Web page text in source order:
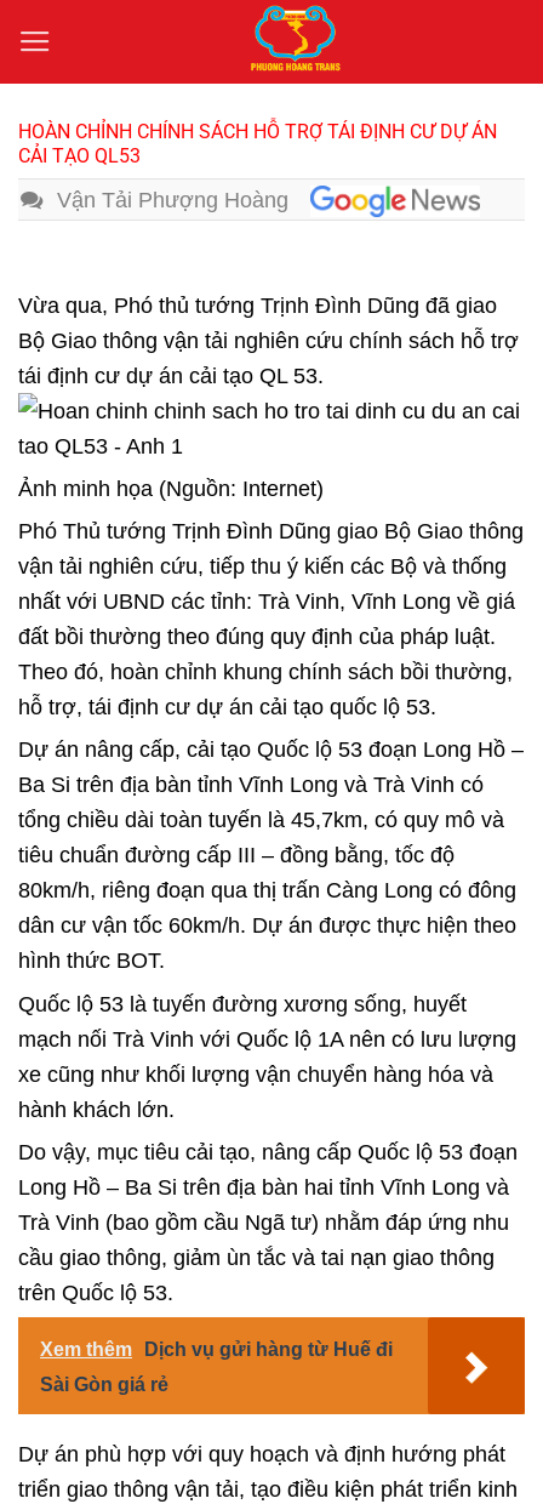
qua
nội
dung
HOÀN CHỈNH CHÍNH SÁCH HỖ TRỢ TÁI ĐỊNH CƯ DỰ ÁN
CẢI TẠO QL53
Vận Tải Phượng Hoàng
Vừa qua, Phó thủ tướng Trịnh Đình Dũng đã giao
Bộ Giao thông vận tải nghiên cứu chính sách hỗ trợ
tái định cư dự án cải tạo QL 53.
Ảnh minh họa (Nguồn: Internet)
Phó Thủ tướng Trịnh Đình Dũng giao Bộ Giao thông
vận tải nghiên cứu, tiếp thu ý kiến các Bộ và thống
nhất với UBND các tỉnh: Trà Vinh, Vĩnh Long về giá
đất bồi thường theo đúng quy định của pháp luật.
Theo đó, hoàn chỉnh khung chính sách bồi thường,
hỗ trợ, tái định cư dự án cải tạo quốc lộ 53.
Dự án nâng cấp, cải tạo Quốc lộ 53 đoạn Long Hồ –
Ba Si trên địa bàn tỉnh Vĩnh Long và Trà Vinh có
tổng chiều dài toàn tuyến là 45,7km, có quy mô và
tiêu chuẩn đường cấp III – đồng bằng, tốc độ
80km/h, riêng đoạn qua thị trấn Càng Long có đông
dân cư vận tốc 60km/h. Dự án được thực hiện theo
hình thức BOT.
Quốc lộ 53 là tuyến đường xương sống, huyết
mạch nối Trà Vinh với Quốc lộ 1A nên có lưu lượng
xe cũng như khối lượng vận chuyển hàng hóa và
hành khách lớn.
Do vậy, mục tiêu cải tạo, nâng cấp Quốc lộ 53 đoạn
Long Hồ – Ba Si trên địa bàn hai tỉnh Vĩnh Long và
Trà Vinh (bao gồm cầu Ngã tư) nhằm đáp ứng nhu
cầu giao thông, giảm ùn tắc và tai nạn giao thông
trên Quốc lộ 53.
Xem thêm
Dịch vụ gửi hàng từ Huế đi
Sài Gòn giá rẻ
Dự án phù hợp với quy hoạch và định hướng phát
triển giao thông vận tải, tạo điều kiện phát triển kinh